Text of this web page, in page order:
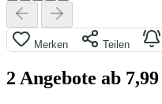
Merken Teilen
2 Angebote ab